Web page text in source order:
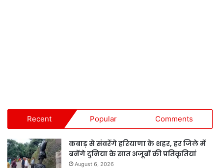
Recent Popular Comments
कबाड़ से संवरेंगे हरियाणा के शहर, हर जिले में
बनेंगे दुनिया के सात अजूबों की प्रतिकृतियां
August 6, 2026